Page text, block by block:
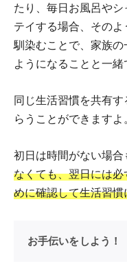
たり、毎日お風呂や
テイする場合、その
馴染むことで、家族
ようになることと一緒
同じ生活習慣を共有
らうことができますよ。
初日は時間がない場合
なくても、翌日には
めに確認して生活習
お手伝いをしよう！